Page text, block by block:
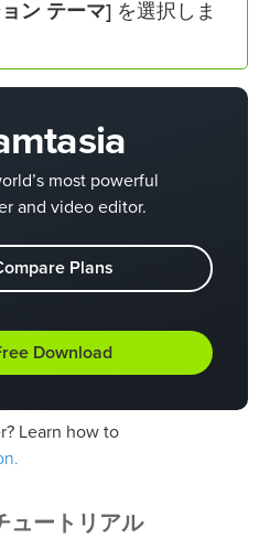
ン テーマ] を選択しま
most powerful
and video editor.
Plans
Download
Learn how to
ュートリアル